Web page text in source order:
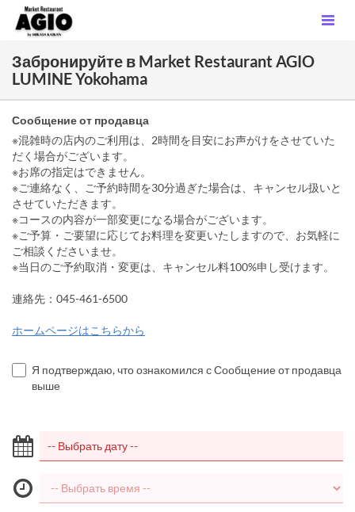
Забронируйте в Market Restaurant AGIO
LUMINE Yokohama
Сообщение от продавца
※混雑時の店内のご利用は、2時間を目安にお声がけをさせていた
だく場合がございます。
※お席の指定はできません。
※ご連絡なく、ご予約時間を30分過ぎた場合は、キャンセル扱いと
させていただきます。
※コースの内容が一部変更になる場合がございます。
※ご予算・ご要望に応じてお料理を変更いたしますので、お気軽に
ご相談くださいませ。
※当日のご予約取消・変更は、キャンセル料100%申し受けます。
連絡先：045-461-6500
ホームページはこちらから
Я подтверждаю, что ознакомился с Сообщение от продавца
выше